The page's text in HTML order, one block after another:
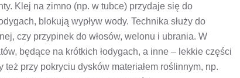
Klej na zimno (np. w tubce) przydaje się do
blokują wypływ wody. Technika służy do
czy przypinek do włosów, welonu i ubrania. W
będące na krótkich łodygach, a inne – lekkie części
przy pokryciu dysków materiałem roślinnym, np.